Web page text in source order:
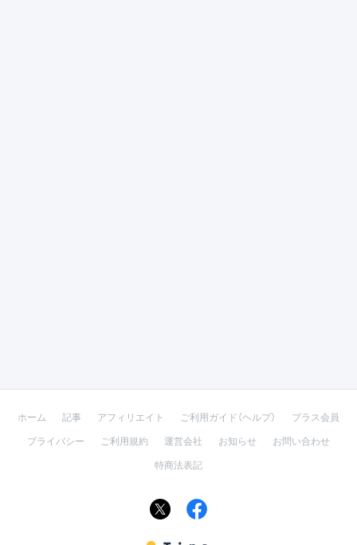
ホーム 記事 アフィリエイト ご利用ガイド（ヘルプ）
プラス会員
プライバシー
ご利用規約 運営会社 お知らせ
お問い合わせ
特商法表記